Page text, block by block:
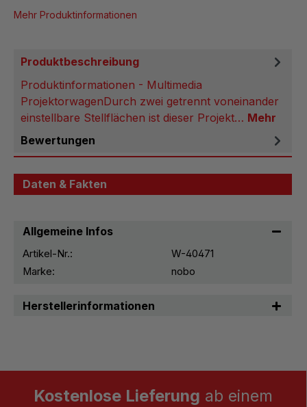
Mehr Produktinformationen
Produktbeschreibung
Produktinformationen - Multimedia
ProjektorwagenDurch zwei getrennt voneinander
einstellbare Stellflächen ist dieser Projekt… Mehr
Bewertungen
Daten & Fakten
Allgemeine Infos
Artikel-Nr.:
W-40471
Marke:
nobo
Herstellerinformationen
Kostenlose Lieferung ab einem